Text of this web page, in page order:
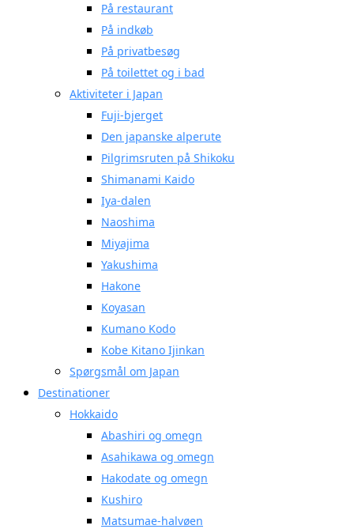
På restaurant
På indkøb
På privatbesøg
På toilettet og i bad
Aktiviteter i Japan
Fuji-bjerget
Den japanske alperute
Pilgrimsruten på Shikoku
Shimanami Kaido
Iya-dalen
Naoshima
Miyajima
Yakushima
Hakone
Koyasan
Kumano Kodo
Kobe Kitano Ijinkan
Spørgsmål om Japan
Destinationer
Hokkaido
Abashiri og omegn
Asahikawa og omegn
Hakodate og omegn
Kushiro
Matsumae-halvøen